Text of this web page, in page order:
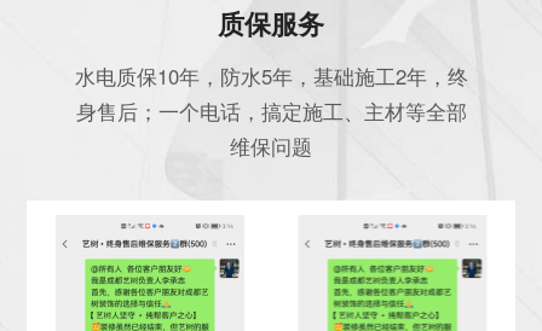
质保服务
水电质保10年，防水5年，基础施工2年，终
身售后；一个电话，搞定施工、主材等全部
维保问题